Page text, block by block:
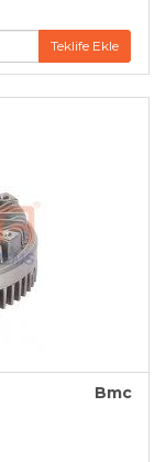
Teklife Ekle
Bmc